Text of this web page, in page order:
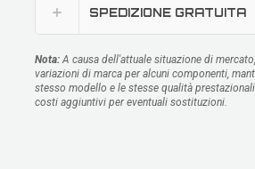
SPEDIZIONE GRATUITA
Nota: A causa dell'attuale situazione di
variazioni di marca per alcuni componenti,
stesso modello e le stesse qualità
costi aggiuntivi per eventuali sostituzioni.